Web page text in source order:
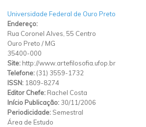
Universidade Federal de Ouro Preto
Endereço:
Rua Coronel Alves, 55 Centro
Ouro Preto / MG
35400-000
Site: http://www.artefilosofia.ufop.br
Telefone: (31) 3559-1732
ISSN: 1809-8274
Editor Chefe: Rachel Costa
Início Publicação: 30/11/2006
Periodicidade: Semestral
Área de Estudo